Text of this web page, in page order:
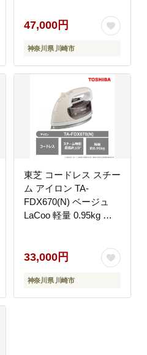
47,000円
神奈川県 川崎市
東芝 コードレス スチー
ム アイロン TA-
FDX670(N) ベージュ
LaCoo 軽量 0.95kg ス
上がり約80秒 家電 コ
ンパクト スムーズ らく
らく おすすめ 人気
TOSHIBA 神奈川県 川
33,000円
神奈川県 川崎市